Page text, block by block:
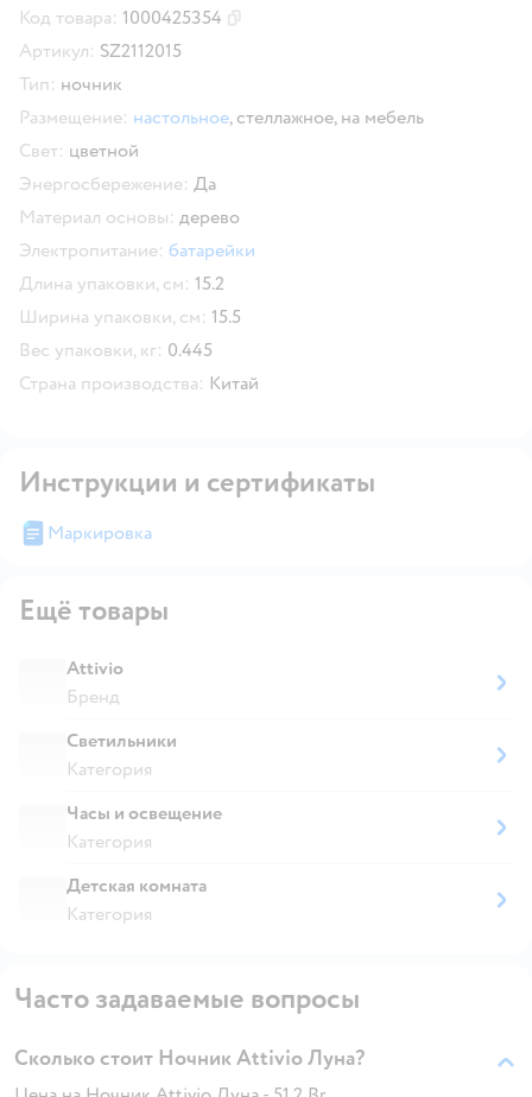
Код товара: 1000425354
Артикул: SZ2112015
Тип: ночник
Размещение: настольное, стеллажное, на мебель
Свет: цветной
Энергосбережение: Да
Материал основы: дерево
Электропитание: батарейки
Длина упаковки, см: 15.2
Ширина упаковки, см: 15.5
Вес упаковки, кг: 0.445
Страна производства: Китай
Инструкции и сертификаты
Маркировка
Ещё товары
Attivio
Бренд
Светильники
Категория
Часы и освещение
Категория
Детская комната
Категория
Часто задаваемые вопросы
Сколько стоит Ночник Attivio Луна?